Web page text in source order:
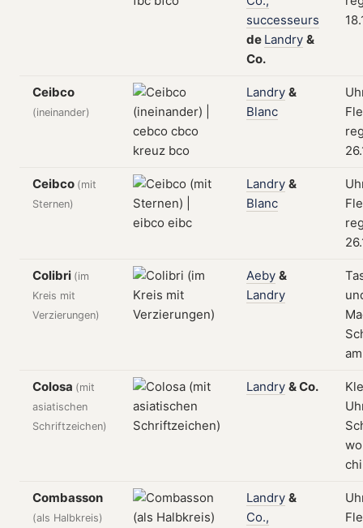
successeurs
de Landry &
Co.
Ceibco
(ineinander)
Landry &
Blanc
Ceibco (mit
Sternen)
Landry &
Blanc
Colibri (im
Kreis mit
Verzierungen)
Aeby &
Landry
Colosa (mit
asiatischen
Schriftzeichen)
Landry &Co.
Combasson
(als Halbkreis)
Landry &
Co.,